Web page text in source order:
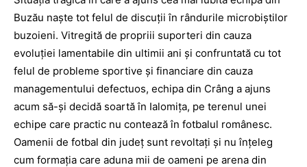
Buzău naşte tot felul de discuţii în rândurile microbiştilor
buzoieni. Vitregită de propriii suporteri din cauza
evoluţiei lamentabile din ultimii ani şi confruntată cu tot
felul de probleme sportive şi financiare din cauza
managementului defectuos, echipa din Crâng a ajuns
acum să-şi decidă soartă în Ialomiţa, pe terenul unei
echipe care practic nu contează în fotbalul românesc.
Oamenii de fotbal din judeţ sunt revoltaţi şi nu înţeleg
cum formaţia care aduna mii de oameni pe arena din